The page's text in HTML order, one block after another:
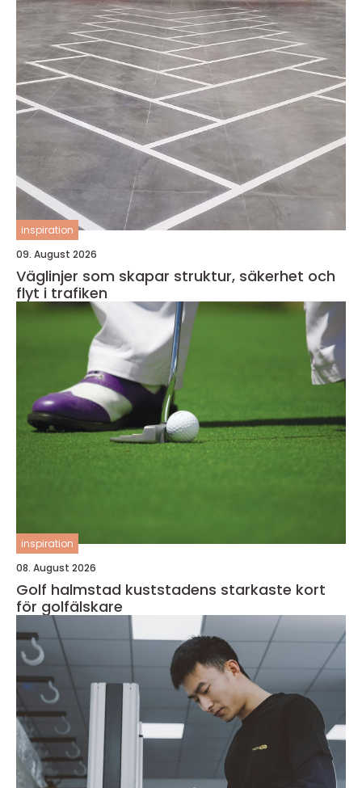
inspiration
09. August 2026
Väglinjer som skapar struktur, säkerhet och
flyt i trafiken
inspiration
08. August 2026
Golf halmstad kuststadens starkaste kort
för golfälskare